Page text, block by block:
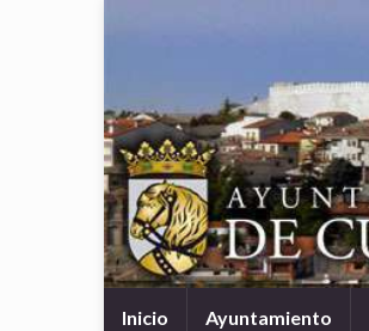
Inicio Ayuntamiento